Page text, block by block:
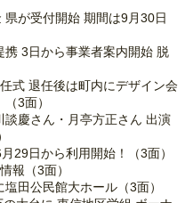
が受付開始 期間は9月30日
3日から事業者案内開始 脱
式 退任後は町内にデザイン会
3面）
慶さん・月亭方正さん 出演
29日から利用開始！（3面）
報（3面）
田公民館大ホール（3面）